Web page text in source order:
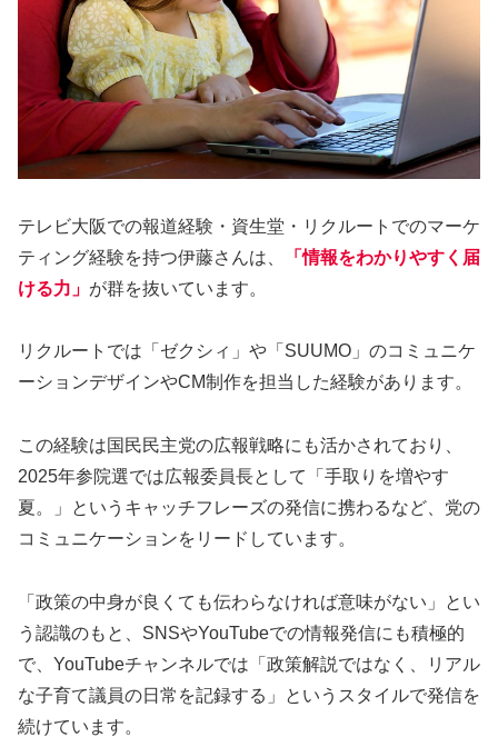
テレビ大阪での報道経験・資生堂・リクルートでのマーケ
ティング経験を持つ伊藤さんは、
「情報をわかりやすく届
ける力」 が群を抜いています。
リクルートでは「ゼクシィ」や「SUUMO」のコミュニケ
ーションデザインやCM制作を担当した経験があります。
この経験は国民民主党の広報戦略にも活かされており、
2025年参院選では広報委員長として「手取りを増やす
夏。」というキャッチフレーズの発信に携わるなど、党の
コミュニケーションをリードしています。
「政策の中身が良くても伝わらなければ意味がない」とい
う認識のもと、SNSやYouTubeでの情報発信にも積極的
で、YouTubeチャンネルでは「政策解説ではなく、リアル
な子育て議員の日常を記録する」というスタイルで発信を
続けています。